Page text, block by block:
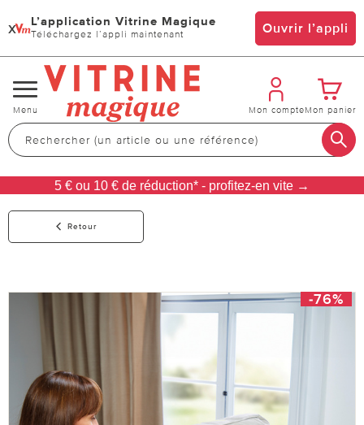
x L’application Vitrine Magique
Téléchargez l’appli maintenant Ouvrir l’appli
Changer
de
navigation
Menu Mon compteMon panier
5 € ou 10 € de réduction* - profitez-en vite →
Retour
-76%